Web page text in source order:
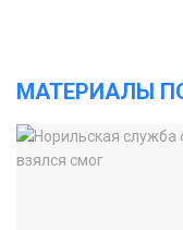
МАТЕРИАЛЫ